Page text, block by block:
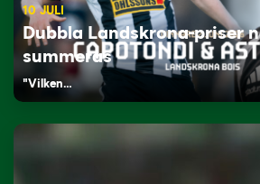
10 JULI
Dubbla Landskrona-priser
summeras
"Vilken…